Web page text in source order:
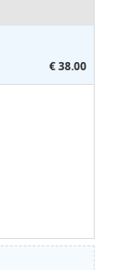
€ 38.00